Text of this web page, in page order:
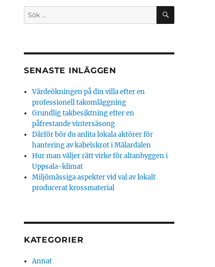
Sök
efter:
SÖK
SENASTE INLÄGGEN
Värdeökningen på din villa efter en
professionell takomläggning
Grundlig takbesiktning efter en
påfrestande vintersäsong
Därför bör du anlita lokala aktörer för
hantering av kabelskrot i Mälardalen
Hur man väljer rätt virke för altanbyggen i
Uppsala-klimat
Miljömässiga aspekter vid val av lokalt
producerat krossmaterial
KATEGORIER
Annat